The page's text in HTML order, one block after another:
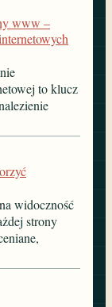
www –
to klucz
widoczność
strony